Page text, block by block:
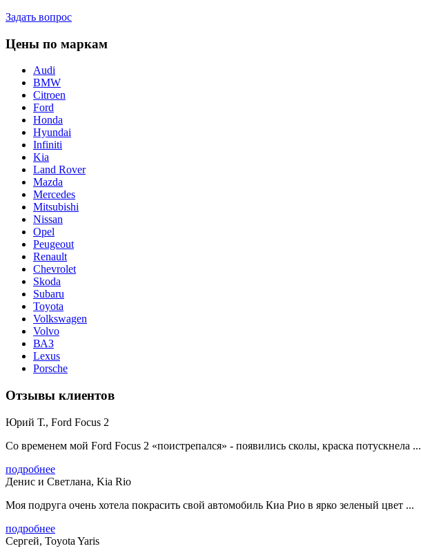
Задать вопрос
Цены по маркам
Audi
BMW
Citroen
Ford
Honda
Hyundai
Infiniti
Kia
Land Rover
Mazda
Mercedes
Mitsubishi
Nissan
Opel
Peugeout
Renault
Chevrolet
Skoda
Subaru
Toyota
Volkswagen
Volvo
ВАЗ
Lexus
Porsche
Отзывы клиентов
Юрий Т., Ford Focus 2
Со временем мой Ford Focus 2 «поистрепался» - появились сколы, краска потускнела ...
подробнее
Денис и Светлана, Kia Rio
Моя подруга очень хотела покрасить свой автомобиль Киа Рио в ярко зеленый цвет ...
подробнее
Сергей, Toyota Yaris